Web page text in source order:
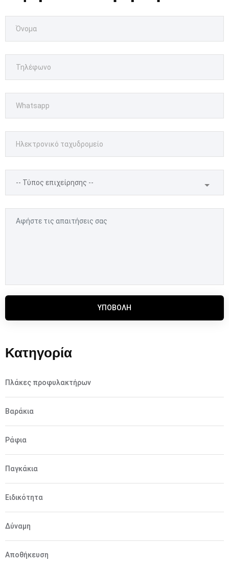
ΥΠΟΒΟΛΉ
Κατηγορία
Πλάκες προφυλακτήρων
Βαράκια
Ράφια
Παγκάκια
Ειδικότητα
Δύναμη
Αποθήκευση